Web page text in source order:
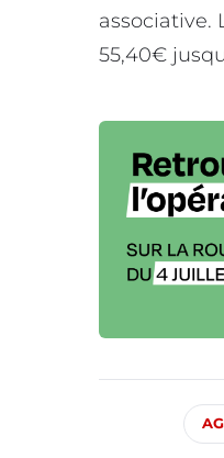
associative.
55,40€